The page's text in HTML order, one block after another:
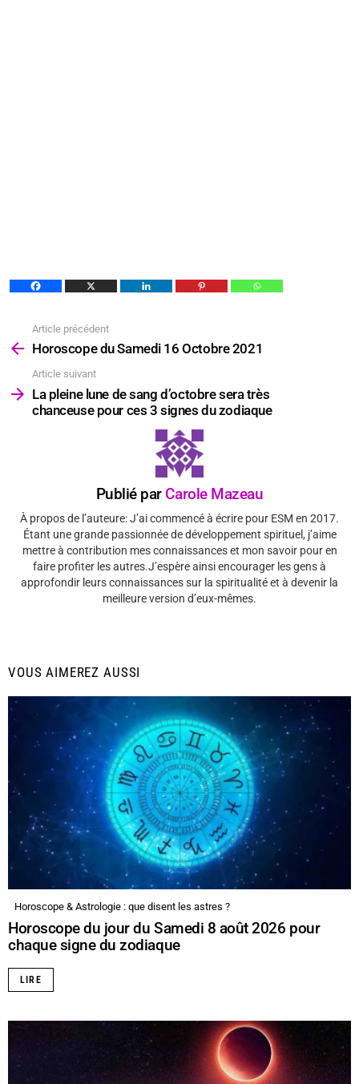
plus
Article précédent
Horoscope du Samedi 16 Octobre 2021
Article suivant
La pleine lune de sang d’octobre sera très
chanceuse pour ces 3 signes du zodiaque
Publié par Carole Mazeau
À propos de l’auteure: J’ai commencé à écrire pour ESM en 2017.
Étant une grande passionnée de développement spirituel, j’aime
mettre à contribution mes connaissances et mon savoir pour en
faire profiter les autres.J’espère ainsi encourager les gens à
approfondir leurs connaissances sur la spiritualité et à devenir la
meilleure version d’eux-mêmes.
VOUS AIMEREZ AUSSI
Horoscope & Astrologie : que disent les astres ?
Horoscope du jour du Samedi 8 août 2026 pour
chaque signe du zodiaque
LIRE